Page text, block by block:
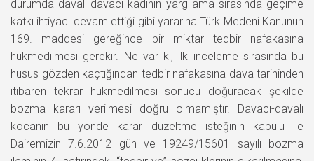
durumda davalı-davacı kadının yargılama sırasında geçime
katkı ihtiyacı devam ettiği gibi yararına Türk Medeni Kanunun
169. maddesi gereğince bir miktar tedbir nafakasına
hükmedilmesi gerekir. Ne var ki, ilk inceleme sırasında bu
husus gözden kaçtığından tedbir nafakasına dava tarihinden
itibaren tekrar hükmedilmesi sonucu doğuracak şekilde
bozma kararı verilmesi doğru olmamıştır. Davacı-davalı
kocanın bu yönde karar düzeltme isteğinin kabulü ile
Dairemizin 7.6.2012 gün ve 19249/15601 sayılı bozma